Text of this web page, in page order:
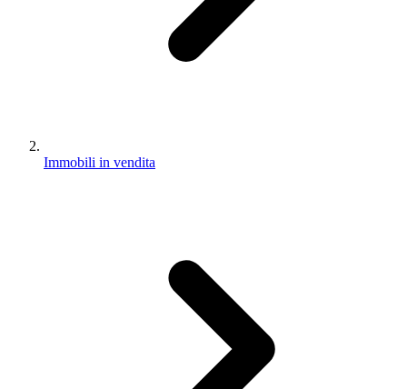
Immobili in vendita